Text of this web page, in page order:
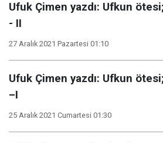
Ufuk Çimen yazdı: Ufkun
- II
27 Aralık 2021 Pazartesi 01:10
Ufuk Çimen yazdı: Ufkun
–I
25 Aralık 2021 Cumartesi 01:30